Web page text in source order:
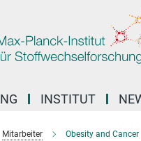
INSTITUT
Mitarbeiter Obesity and Cancer